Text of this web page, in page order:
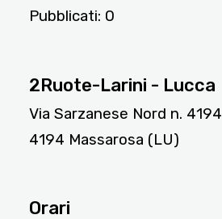
Pubblicati: 0
2Ruote-Larini - Lucca
Via Sarzanese Nord n. 4194
4194 Massarosa (LU)
Orari